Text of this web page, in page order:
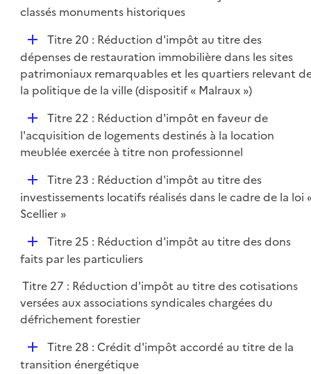
r
classés monuments historiques
D
é
p
l
r
Titre 20 : Réduction d'impôt au titre des
dépenses de restauration immobilière dans les sites
patrimoniaux remarquables et les quartiers relevant
la politique de la ville (dispositif « Malraux »)
D
é
p
e
r
Titre 22 : Réduction d'impôt en faveur de
l'acquisition de logements destinés à la location
meublée exercée à titre non professionnel
D
é
p
e
Titre 23 : Réduction d'impôt au titre des
investissements locatifs réalisés dans le cadre de la loi
Scellier »
D
é
l
i
e
Titre 25 : Réduction d'impôt au titre des dons
faits par les particuliers
Titre 27 : Réduction d'impôt au titre des cotisations
versées aux associations syndicales chargées du
défrichement forestier
D
é
Titre 28 : Crédit d'impôt accordé au titre de la
transition énergétique